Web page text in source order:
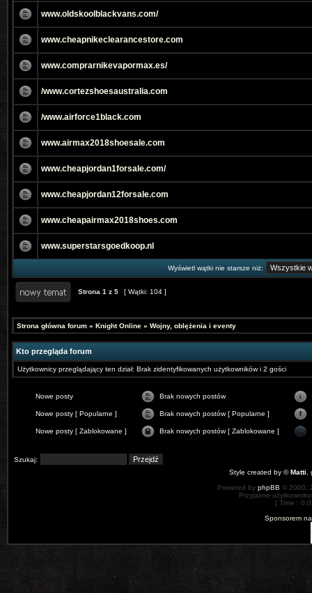
www.oldskoolblackvans.com/
www.cheapnikeclearancestore.com
www.comprarnikevapormax.es/
/www.cortezshoesaustralia.com
/www.airforce1black.com
www.airmax2018shoesale.com
www.cheapjordan1forsale.com/
www.cheapjordan12forsale.com
www.cheapairmax2018shoes.com
www.superstarsgoedkoop.nl
Wyświetl wątki nie starsze niż:
Strona 1 z 5 [ Wątki: 104 ]
Strona główna forum » Knight Online » Wojny, oblężenia i eventy
Kto przegląda forum
Użytkownicy przeglądający ten dział: Brak zidentyfikowanych użytkowników i 2 gości
Nowe posty Brak nowych postów
Nowe posty [ Popularne ] Brak nowych postów [ Popularne ]
Nowe posty [ Zablokowane ] Brak nowych postów [ Zablokowane ]
Szukaj:
Style created by ©Matti
Powered by phpBB © 2000,
Przyjazne
[ Time :
Sponsorem